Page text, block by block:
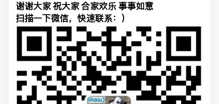
谢谢大家 祝大家 合家欢乐 事事如意
扫描一下微信，快速联系：）